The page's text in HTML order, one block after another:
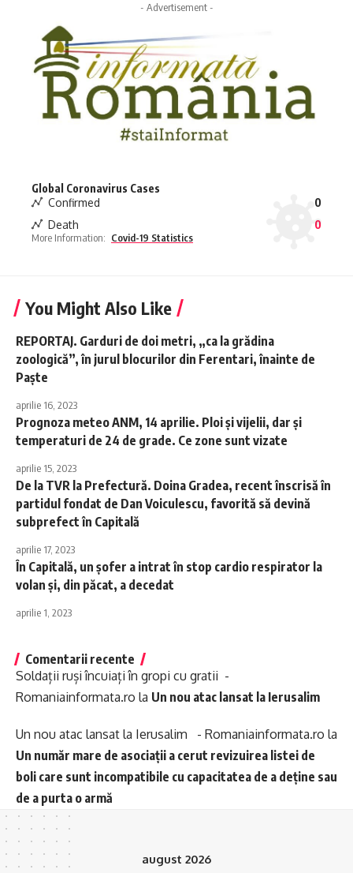
- Advertisement -
Global Coronavirus Cases
Confirmed
0
Death
0
More Information: Covid-19 Statistics
You Might Also Like
REPORTAJ. Garduri de doi metri, „ca la grădina
zoologică”, în jurul blocurilor din Ferentari, înainte de
Paște
aprilie 16, 2023
Prognoza meteo ANM, 14 aprilie. Ploi și vijelii, dar și
temperaturi de 24 de grade. Ce zone sunt vizate
aprilie 15, 2023
De la TVR la Prefectură. Doina Gradea, recent înscrisă în
partidul fondat de Dan Voiculescu, favorită să devină
subprefect în Capitală
aprilie 17, 2023
În Capitală, un șofer a intrat în stop cardio respirator la
volan și, din păcat, a decedat
aprilie 1, 2023
Comentarii recente
Soldații ruși încuiați în gropi cu gratii -
Romaniainformata.ro la Un nou atac lansat la Ierusalim
Un nou atac lansat la Ierusalim - Romaniainformata.ro la
Un număr mare de asociații a cerut revizuirea listei de
boli care sunt incompatibile cu capacitatea de a deține sau
de a purta o armă
august 2026